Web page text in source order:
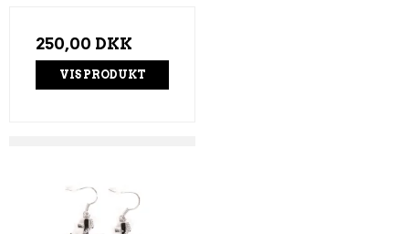
250,00 DKK
VIS PRODUKT